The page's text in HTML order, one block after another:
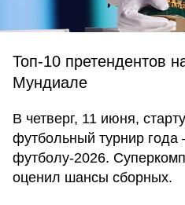
Топ-10 претендентов
Мундиале
В четверг, 11 июня,
футбольный турнир
футболу-2026.
оценил шансы сборных.